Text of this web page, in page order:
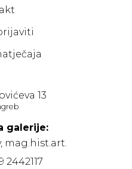
13
galerije:
mag.hist.art.
2442117